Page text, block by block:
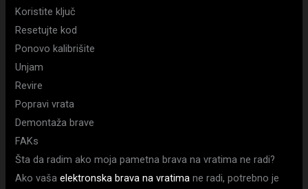
Koristite ključ
Resetujte kod
Ponovo kalibrišite
Unjam
Revire
Popravi vrata
Demontaža brave
FAKs
Šta da radim ako moja pametna brava na vratima ne radi?
Ako vašaelektronska brava na vratima ne radi, potrebno je